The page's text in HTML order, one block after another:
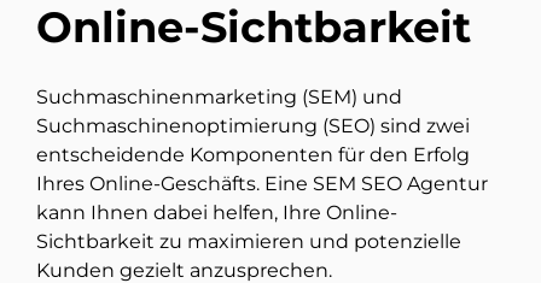
Online-Sichtbarkeit
Suchmaschinenmarketing (SEM) und
Suchmaschinenoptimierung (SEO) sind zwei
entscheidende Komponenten für den Erfolg
Ihres Online-Geschäfts. Eine SEM SEO Agentur
kann Ihnen dabei helfen, Ihre Online-
Sichtbarkeit zu maximieren und potenzielle
Kunden gezielt anzusprechen.